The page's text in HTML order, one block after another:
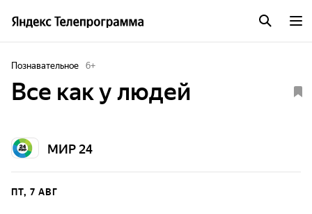
Познавательное 6+
Все как у людей
МИР 24
ПТ, 7 АВГ